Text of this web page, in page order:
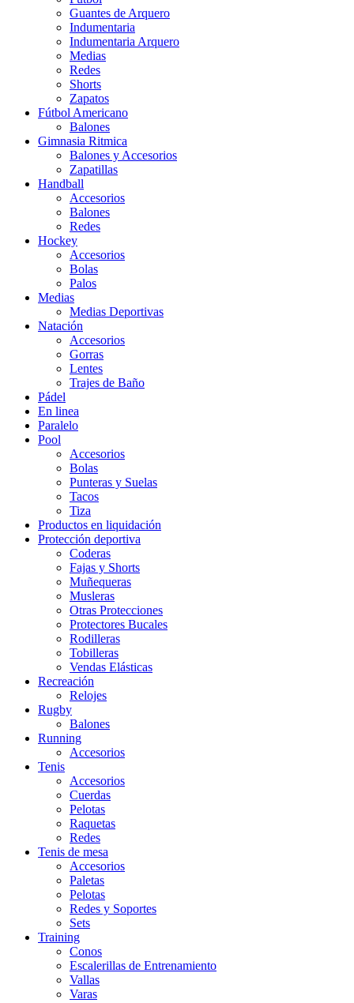
Guantes de Arquero
Indumentaria
Indumentaria Arquero
Medias
Redes
Shorts
Zapatos
Fútbol Americano
Balones
Gimnasia Ritmica
Balones y Accesorios
Zapatillas
Handball
Accesorios
Balones
Redes
Hockey
Accesorios
Bolas
Palos
Medias
Medias Deportivas
Natación
Accesorios
Gorras
Lentes
Trajes de Baño
Pádel
En linea
Paralelo
Pool
Accesorios
Bolas
Punteras y Suelas
Tacos
Tiza
Productos en liquidación
Protección deportiva
Coderas
Fajas y Shorts
Muñequeras
Musleras
Otras Protecciones
Protectores Bucales
Rodilleras
Tobilleras
Vendas Elásticas
Recreación
Relojes
Rugby
Balones
Running
Accesorios
Tenis
Accesorios
Cuerdas
Pelotas
Raquetas
Redes
Tenis de mesa
Accesorios
Paletas
Pelotas
Redes y Soportes
Sets
Training
Conos
Escalerillas de Entrenamiento
Vallas
Varas